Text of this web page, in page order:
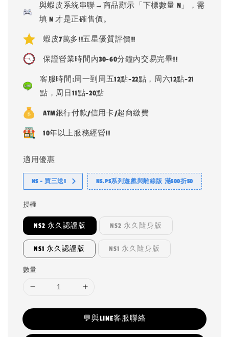
與蝦皮系統串聯→商品顯示「下標數量 N」，需
填 N 才是正確售價。
蝦皮7萬多!!五星優質評價!!
保證營業時間內30-60分鐘內交易完畢!!
客服時間:周一到周五12點-22點，周六12點-21
點，周日11點-20點
ATM銀行付款/信用卡/超商繳費
10年以上服務經營!!
適用優惠
NS - 買三送1 NS.PS系列遊戲與離線版 滿500折50
授權
NS2 永久認證版 NS2 永久隨身版
NS1 永久認證版 NS1 永久隨身版
數量
💬與LINE客服聯絡